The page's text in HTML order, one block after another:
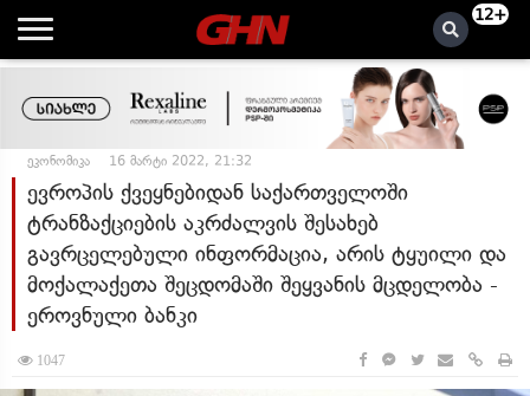
12+
ეკონომიკა 16 მარტი 2022, 21:32
ევროპის ქვეყნებიდან საქართველოში
ტრანზაქციების აკრძალვის შესახებ
გავრცელებული ინფორმაცია, არის ტყუილი და
მოქალაქეთა შეცდომაში შეყვანის მცდელობა -
ეროვნული ბანკი
1047